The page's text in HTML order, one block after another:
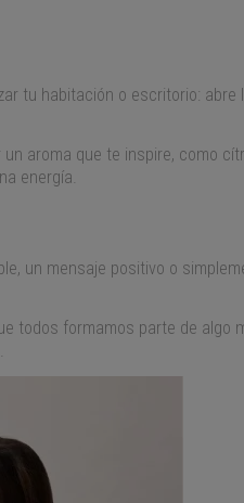
tu habitación o escritorio:
aroma que te inspire, como
energía.
un mensaje positivo o
formamos parte de algo